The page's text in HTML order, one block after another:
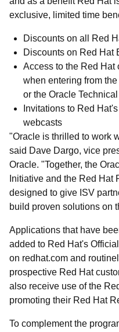
exclusive, limited time
Discounts on all Red
Discounts on Red Hat
Access to the Red
when entering from
or the Oracle
Invitations to Red
webcasts
"Oracle is thrilled to work
said Dave Dargo, vice
Oracle. "Together, the
Initiative and the Red Hat
designed to give ISV
build proven solutions on
Applications that have
added to Red Hat's
on redhat.com and
prospective Red Hat
also receive use of the
promoting their Red Hat
To complement the